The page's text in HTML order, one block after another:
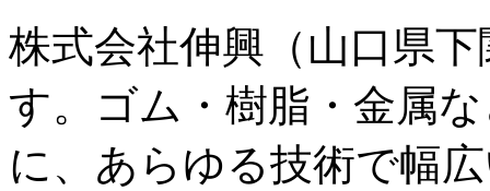
株式会社伸興（山口県
す。ゴム・樹脂・金属
に、あらゆる技術で幅